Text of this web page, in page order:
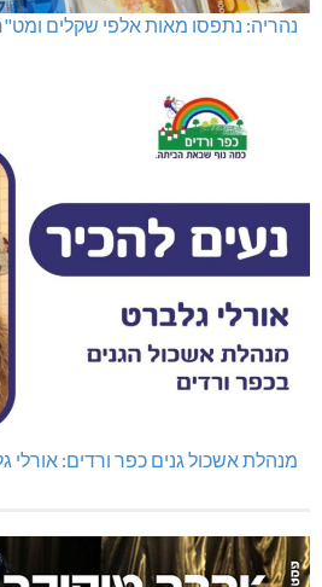
נהריה: נתפסו מאות אלפי שקלים
מנהלת אשכול גנים כפר ורדים: אורלי